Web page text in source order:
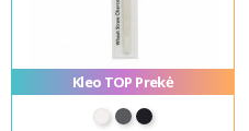
Kleo TOP Prekė